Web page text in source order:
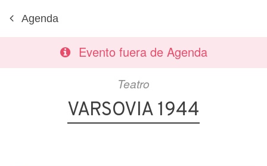
Agenda
Evento fuera de Agenda
Teatro
VARSOVIA 1944